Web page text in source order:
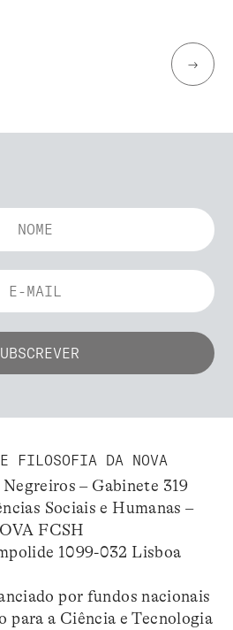
→
FILOSOFIA DA NOVA
– Gabinete 319
Sociais e Humanas –
FCSH
1099-032 Lisboa
por fundos nacionais
para a Ciência e Tecnologia